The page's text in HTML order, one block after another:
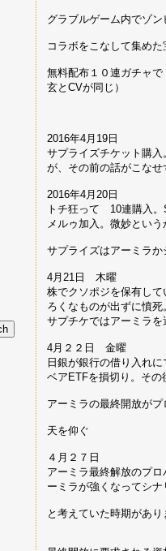
グラブルゲーム内でゾ
コラボをこなして集め
無料配布１０連ガチャ
玄とCVが同じ）
2016年4月19日
サプライズチケット購
が、その前の話がこなせ
2016年4月20日
トチ狂って 10連購入
メルゥ加入。微妙という
サプライズはアーミラか
4月21日 木曜
株でクソポジを保有して
ろくなものが出ずに憤死
サプチケではアーミラを
4月２２日 金曜
日銀が銀行の借り入れ
ベアETFを損切り。その
アーミラの最終開放が
天を仰ぐ
４月２７日
アーミラ最終解放のプ
ーミラが強くなってシ
と考えていた時期があり